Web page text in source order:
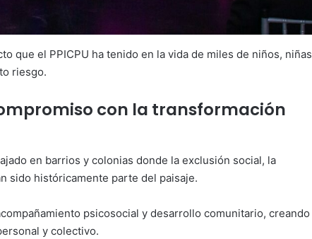
que el PPICPU ha tenido en la vida de miles de niños, niñas
riesgo.
con la transformación
en barrios y colonias donde la exclusión social, la
sido históricamente parte del paisaje.
psicosocial y desarrollo comunitario, creando
y colectivo.